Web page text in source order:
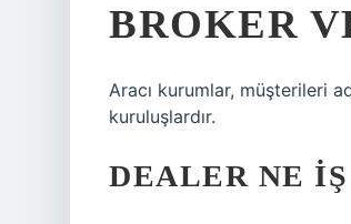
BROKER
Aracı kurumlar, müşterileri
kuruluşlardır.
DEALER NE IŞ